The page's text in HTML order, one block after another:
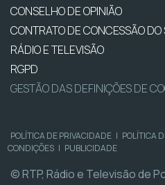
CONSELHO DE OPINIÃO
CONTRATO DE CONCESSÃO
RÁDIO E TELEVISÃO
RGPD
GESTÃO DAS DEFINIÇÕES DE
POLÍTICA DE PRIVACIDADE | POLÍTICA
CONDIÇÕES | PUBLICIDADE
© RTP, Rádio e Televisão de